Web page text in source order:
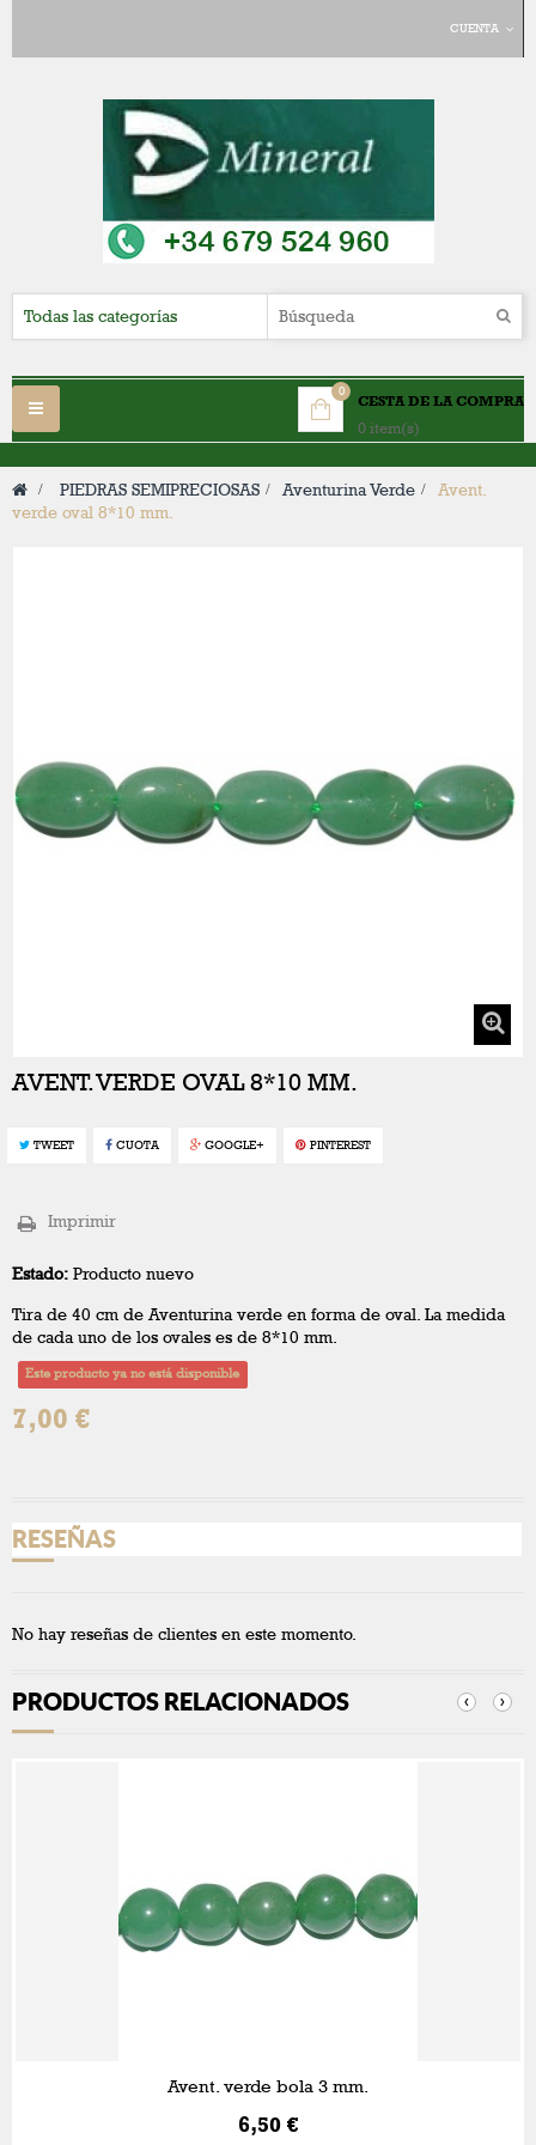
CUENTA
CESTA DE LA COMPRA
0 item(s)
0
Navegación
Toggle
> PIEDRAS SEMIPRECIOSAS > Aventurina Verde > Avent.
verde oval 8*10 mm.
AVENT. VERDE OVAL 8*10 MM.
TWEET CUOTA GOOGLE+ PINTEREST
Imprimir
Estado: Producto nuevo
Tira de 40 cm de Aventurina verde en forma de oval. La medida
de cada uno de los ovales es de 8*10 mm.
Este producto ya no está disponible
7,00 €
RESEÑAS
No hay reseñas de clientes en este momento.
PRODUCTOS RELACIONADOS ‹ ›
Avent. verde bola 3 mm.
6,50 €